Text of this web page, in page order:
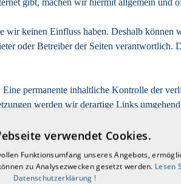
gibt, machen wir hiermit allgemein und
keinen Einfluss haben. Deshalb können
oder Betreiber der Seiten
permanente inhaltliche Kontrolle der
werden wir derartige Links
verwendet Cookies.
Funktionsumfang unseres Angebots,
zu Analysezwecken gesetzt werden. Lesen
Datenschutzerklärung !